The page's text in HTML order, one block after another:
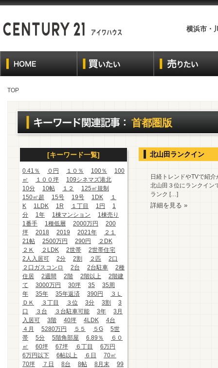
横浜市・
TOP
首都圏版
[キーワード一覧]
0.41％ ０円 １０％ 100％
100
㎡
１００坪
109シネマズ港北
10分
10帖 １２
125㎡規制
150㎡超
15号 19号 1DK
１
K
1LDK 1R １丁目 1円
1
分
1年 1棟マンション
1棟売り
1番手
1種低層 2000万円
200
坪
2018 2019 2021年
２１
21帖
2500万円 290円
２DK
２Ｋ
２LDK 2世帯
2世帯住宅
2人入居可
2分 2割 ２匹
2口
２口ガスコンロ
2台 2台駐車
2種
住居
2週間 2階 2階以上
2階建
て
3000万円 30坪 35
35周
年
35年 35年返済 390円
３Ｌ
ＤＫ
３丁目 ３位 3分 3割
3
口
３台 ３台駐車可能 3年
3月
入居可
3階 40坪 4LDK
4台
４月
5280万円 ５５ ５G
5世
帯
5分 5階角部屋 6.89％
６０
㎡
60坪 67坪 ６丁目
6万円
6万円以下
6帖以上 ６日
70㎡
70坪
７日 8台 8帖 8月末
99
北山田ランクイン
日経トレンドやTVで紹
北山田３位にランクイン
ランク […]
詳細を見る »